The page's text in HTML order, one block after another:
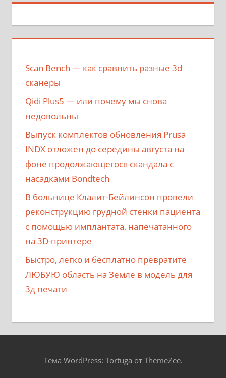
Scan Bench — как сравнить разные 3d
сканеры
Qidi Plus5 — или почему мы снова
недовольны
Выпуск комплектов обновления Prusa
INDX отложен до середины августа на
фоне продолжающегося скандала с
насадками Bondtech
В больнице Клалит-Бейлинсон провели
реконструкцию грудной стенки пациента
с помощью имплантата, напечатанного
на 3D-принтере
Быстро, легко и бесплатно превратите
ЛЮБУЮ область на Земле в модель для
3д печати
Тема WordPress: Tortuga от ThemeZee.